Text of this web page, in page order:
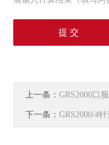
上一条：GRS2000口
下一条：GRS2000/4